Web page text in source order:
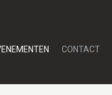
CONTACT